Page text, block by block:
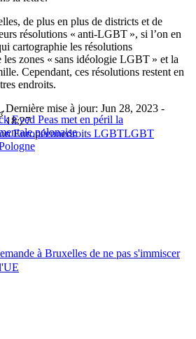
de plus en plus de districts et de
résolutions « anti-LGBT », si l’on en
cartographie les résolutions
zones « sans idéologie LGBT » et la
Cependant, ces résolutions restent en
endroits.
Eyed Peas met en péril la
polonaise
Dernière mise à jour: Jun 28, 2023 -
18:27
Européennedroits LGBTLGBT
à Bruxelles de ne pas s'immiscer